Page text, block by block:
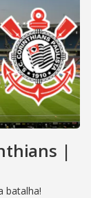
|
batalha!